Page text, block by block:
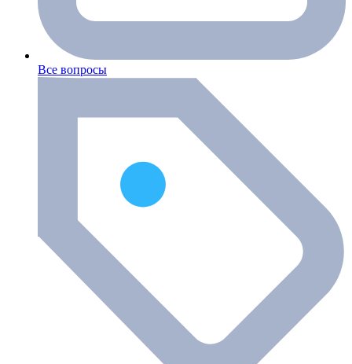
Все вопросы